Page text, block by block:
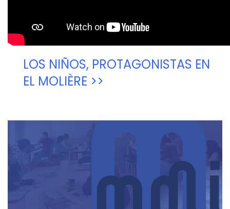
LOS NIÑOS, PROTAGONISTAS EN
EL MOLIÈRE >>